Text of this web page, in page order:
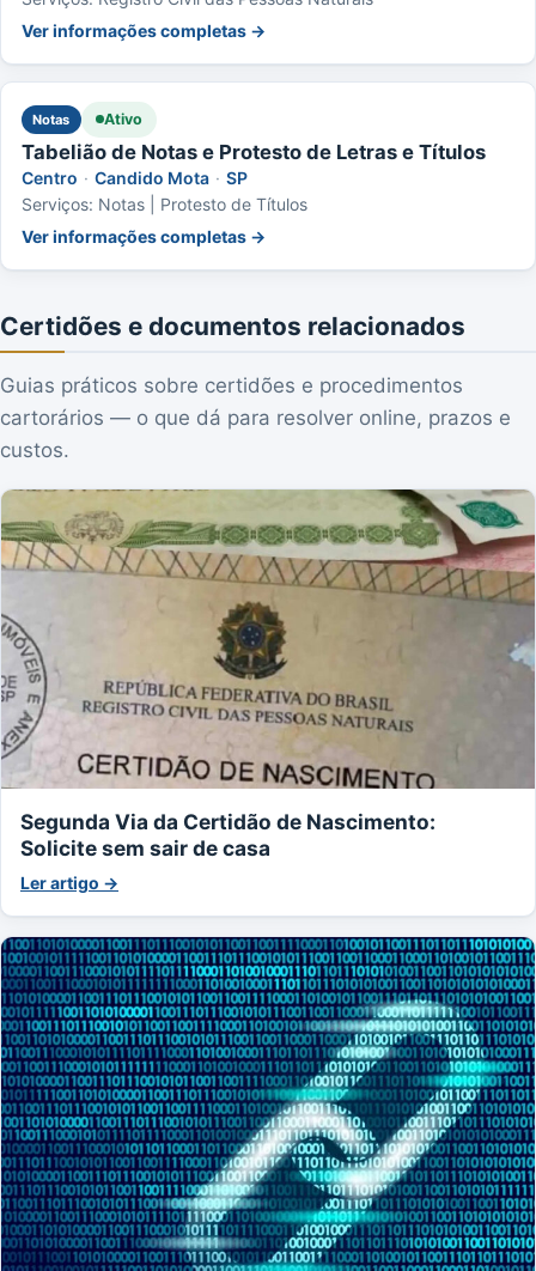
Ver informações completas →
Notas Ativo
Tabelião de Notas e Protesto de Letras e Títulos
Centro · Candido Mota · SP
Serviços: Notas | Protesto de Títulos
Ver informações completas →
Certidões e documentos relacionados
Guias práticos sobre certidões e procedimentos
cartorários — o que dá para resolver online, prazos e
custos.
Segunda Via da Certidão de Nascimento:
Solicite sem sair de casa
Ler artigo →